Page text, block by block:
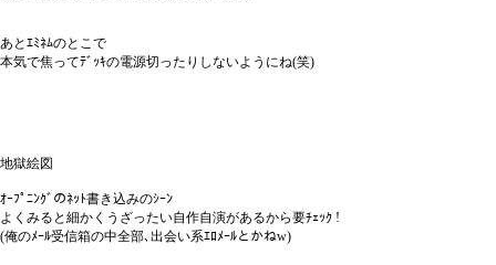
あとｴﾐﾈﾑのとこで
本気で焦ってﾃﾞｯｷの電源切ったりしないようにね(笑)
地獄絵図
ｵｰﾌﾟﾆﾝｸﾞのﾈｯﾄ書き込みのｼｰﾝ
よくみると細かくうざったい自作自演があるから要ﾁｪｯｸ !
(俺のﾒｰﾙ受信箱の中全部､出会い系ｴﾛﾒｰﾙとかねw)